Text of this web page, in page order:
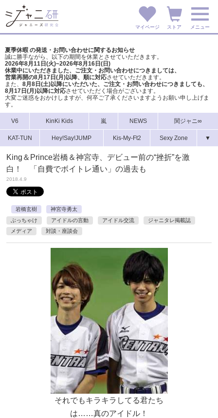
マイページ ストア メニュー
夏季休暇 の発送・お問い合わせに関するお知らせ
誠に勝手ながら、以下の期間を休業とさせていただきます。
2026年8月11日(火)~2026年8月16日(日)
休業中にいただきました、ご注文・お問い合わせにつきましては、
営業再開の8月17日(月)以降、順に対応させていただきます。
また、 8月8日(土)以降にいただいた、ご注文・ お問い合わせにつきましても、
8月17日(月)以降に対応させていただく場合がございます。
大変ご迷惑をおかけしますが、 何卒ご了承くださいますようお願い申し上げま
す。
V6 KinKi Kids 嵐 NEWS 関ジャニ∞
KAT-TUN Hey!Say!JUMP Kis-My-Ft2 Sexy Zone ▼
King＆Prince岩橋＆神宮寺、デビュー前の“挫折”を激
白！ 「自費でボイトレ通い」の過去も
2018.4.9
岩橋玄樹
神宮寺勇太
ぶっちゃけ
アイドルの言動 アイドル交流
ジャニタレ掲載誌
メディア
対談・座談会
それでもキラキラしてる君たち
は……真のアイドル！